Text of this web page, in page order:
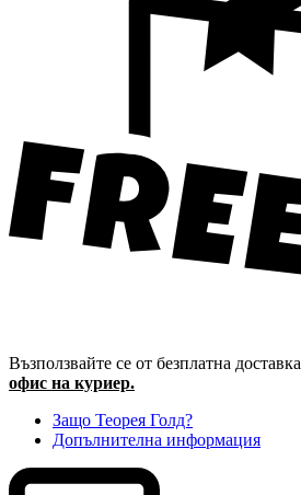
Възползвайте се от безплатна доставка
офис на куриер.
Защо Теорея Голд?
Допълнителна информация